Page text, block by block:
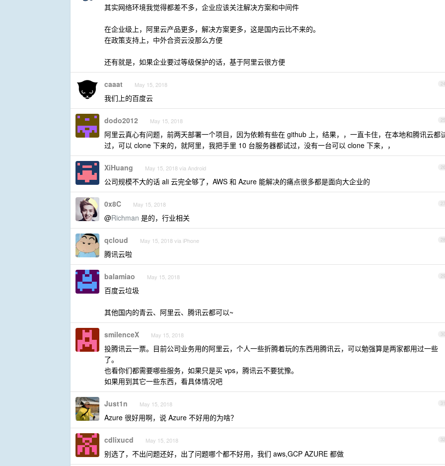
其实网络环境我觉得都差不多，企业应该关注解决方案和中间件
在企业级上，阿里云产品更多，解决方案更多，这是国内云比不来的。
在政策支持上，中外合资云没那么方便
还有就是，如果企业要过等级保护的话，基于阿里云很方便
24
caaat May 15, 2018
我们上的百度云
25
dodo2012 May 15, 2018
阿里云真心有问题，前两天部署一个项目，因为依赖有些在 github 上，结果，，一直卡住，在本地和腾讯云都
过，可以 clone 下来的，就阿里，我把手里 10 台服务器都试过，没有一台可以 clone 下来，，
26
XiHuang May 15, 2018 via Android
公司规模不大的话 ali 云完全够了，AWS 和 Azure 能解决的痛点很多都是面向大企业的
27
0x8C May 15, 2018
@Richman 是的，行业相关
28
qcloud May 15, 2018 via iPhone
腾讯云啦
29
balamiao May 15, 2018
百度云垃圾
其他国内的青云、阿里云、腾讯云都可以~
30
smilenceX May 15, 2018
投腾讯云一票。目前公司业务用的阿里云，个人一些折腾着玩的东西用腾讯云，可以勉强算是两家都用过一些
了。
也看你们都需要哪些服务，如果只是买 vps，腾讯云不要犹豫。
如果用到其它一些东西，看具体情况吧
31
Just1n May 15, 2018
Azure 很好用啊，说 Azure 不好用的为啥？
32
cdlixucd May 15, 2018
别选了，不出问题还好，出了问题哪个都不好用，我们 aws,GCP AZURE 都做